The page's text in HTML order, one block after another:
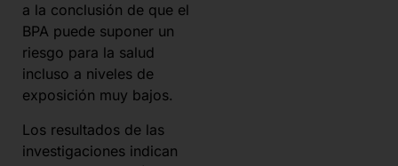
a la conclusión de que el
BPA puede suponer un
riesgo para la salud
incluso a niveles de
exposición muy bajos.
Los resultados de las
investigaciones indican